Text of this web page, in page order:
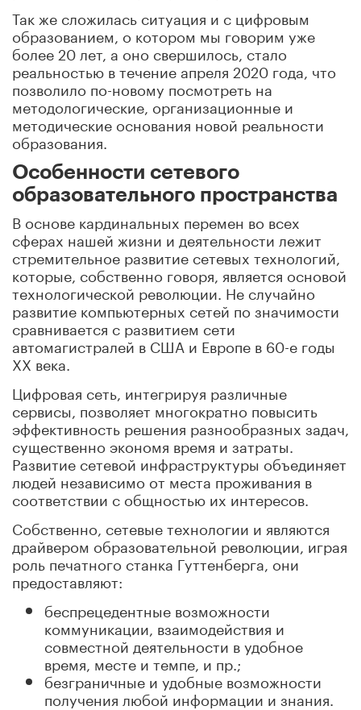
Так же сложилась ситуация и с цифровым
образованием, о котором мы говорим уже
более 20 лет, а оно свершилось, стало
реальностью в течение апреля 2020 года, что
позволило по-новому посмотреть на
методологические, организационные и
методические основания новой реальности
образования.
Особенности сетевого
образовательного пространства
В основе кардинальных перемен во всех
сферах нашей жизни и деятельности лежит
стремительное развитие сетевых технологий,
которые, собственно говоря, является основой
технологической революции. Не случайно
развитие компьютерных сетей по значимости
сравнивается с развитием сети
автомагистралей в США и Европе в 60-е годы
XX века.
Цифровая сеть, интегрируя различные
сервисы, позволяет многократно повысить
эффективность решения разнообразных задач,
существенно экономя время и затраты.
Развитие сетевой инфраструктуры объединяет
людей независимо от места проживания в
соответствии с общностью их интересов.
Собственно, сетевые технологии и являются
драйвером образовательной революции, играя
роль печатного станка Гуттенберга, они
предоставляют:
беспрецедентные возможности
коммуникации, взаимодействия и
совместной деятельности в удобное
время, месте и темпе, и пр.;
безграничные и удобные возможности
получения любой информации и знания.